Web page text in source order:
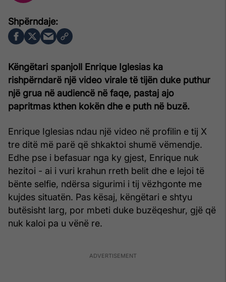
Këngëtari spanjoll Enrique Iglesias ka
rishpërndarë një video virale të tijën duke puthur
një grua në audiencë në faqe, pastaj ajo
papritmas kthen kokën dhe e puth në buzë.
Enrique Iglesias ndau një video në profilin e tij X
tre ditë më parë që shkaktoi shumë vëmendje.
Edhe pse i befasuar nga ky gjest, Enrique nuk
hezitoi - ai i vuri krahun rreth belit dhe e lejoi të
bënte selfie, ndërsa sigurimi i tij vëzhgonte me
kujdes situatën. Pas kësaj, këngëtari e shtyu
butësisht larg, por mbeti duke buzëqeshur, gjë që
nuk kaloi pa u vënë re.